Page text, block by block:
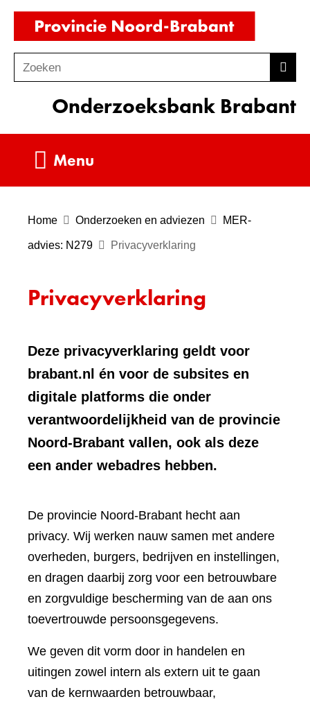
Ga
de
inhoud
o
Zoeken
Onderzoeksbank Brabant
Menu
Home Onderzoeken en adviezen MER-
advies: N279 Privacyverklaring
Privacyverklaring
Deze privacyverklaring geldt voor
brabant.nl én voor de subsites en
digitale platforms die onder
verantwoordelijkheid van de provincie
Noord-Brabant vallen, ook als deze
een ander webadres hebben.
De provincie Noord-Brabant hecht aan
privacy. Wij werken nauw samen met andere
overheden, burgers, bedrijven en instellingen,
en dragen daarbij zorg voor een betrouwbare
en zorgvuldige bescherming van de aan ons
toevertrouwde persoonsgegevens.
We geven dit vorm door in handelen en
uitingen zowel intern als extern uit te gaan
van de kernwaarden betrouwbaar,